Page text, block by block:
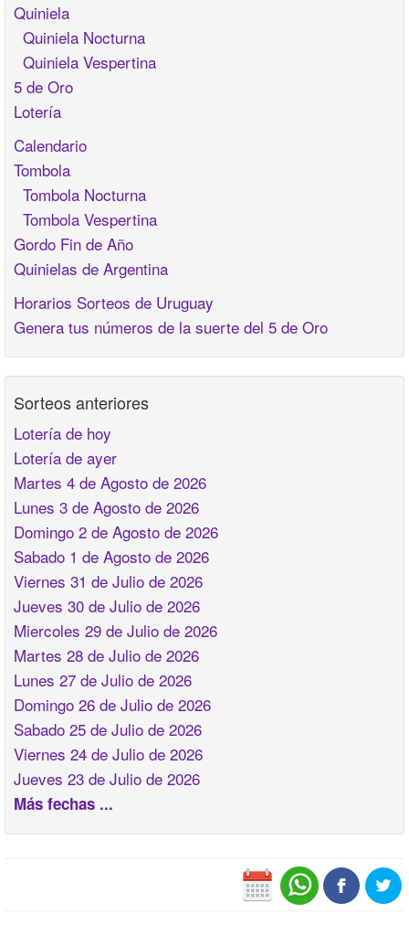
Quiniela
Quiniela Nocturna
Quiniela Vespertina
5 de Oro
Lotería
Calendario
Tombola
Tombola Nocturna
Tombola Vespertina
Gordo Fin de Año
Quinielas de Argentina
Horarios Sorteos de Uruguay
Genera tus números de la suerte del 5 de Oro
Sorteos anteriores
Lotería de hoy
Lotería de ayer
Martes 4 de Agosto de 2026
Lunes 3 de Agosto de 2026
Domingo 2 de Agosto de 2026
Sabado 1 de Agosto de 2026
Viernes 31 de Julio de 2026
Jueves 30 de Julio de 2026
Miercoles 29 de Julio de 2026
Martes 28 de Julio de 2026
Lunes 27 de Julio de 2026
Domingo 26 de Julio de 2026
Sabado 25 de Julio de 2026
Viernes 24 de Julio de 2026
Jueves 23 de Julio de 2026
Más fechas ...